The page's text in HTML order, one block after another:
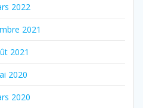
2022
2021
2021
2020
2020